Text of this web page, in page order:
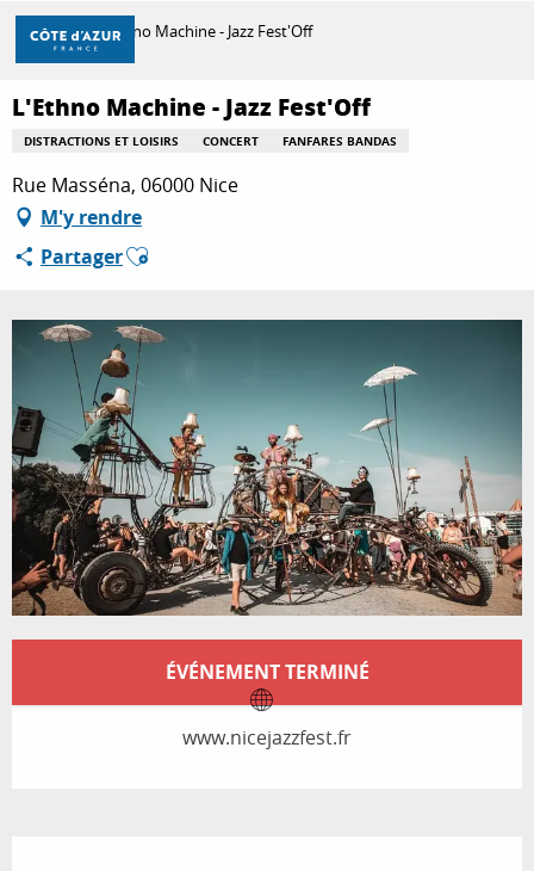
Aller
contenu
principal
DÉCOUVRIR
À FAIRE
SÉJOURNER
Accueil L'Ethno Machine - Jazz Fest'Off
L'Ethno Machine - Jazz Fest'Off
DISTRACTIONS ET LOISIRS CONCERT FANFARES BANDAS
Rue Masséna, 06000 Nice
M'y rendre
PartagerAjouter aux favoris
Ouverture et coordonnées
ÉVÉNEMENT TERMINÉ
www.nicejazzfest.fr